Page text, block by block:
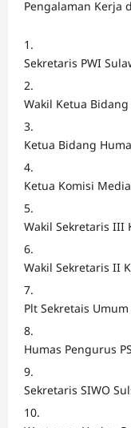
Pengalaman Kerja
Sekretaris PWI
Wakil Ketua
Ketua Bidang
Ketua Komisi
Wakil Sekretaris III
Wakil Sekretaris II
Plt Sekretais
Humas Pengurus
Sekretaris SIWO